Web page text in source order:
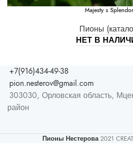
Majesty s Splendor
Пионы
НЕТ В
+7(916)434-49-38
pion.nesterov@gmail.com
303030, Орловская область,
район
Пионы Нестерова 2021